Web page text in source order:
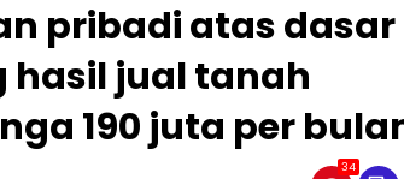
pribadi atas dasar
hasil jual tanah
190 juta per
34